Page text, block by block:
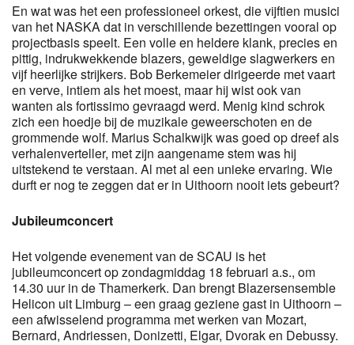
En wat was het een professioneel orkest, die vijftien musici
van het NASKA dat in verschillende bezettingen vooral op
projectbasis speelt. Een volle en heldere klank, precies en
pittig, indrukwekkende blazers, geweldige slagwerkers en
vijf heerlijke strijkers. Bob Berkemeier dirigeerde met vaart
en verve, intiem als het moest, maar hij wist ook van
wanten als fortissimo gevraagd werd. Menig kind schrok
zich een hoedje bij de muzikale geweerschoten en de
grommende wolf. Marius Schalkwijk was goed op dreef als
verhalenverteller, met zijn aangename stem was hij
uitstekend te verstaan. Al met al een unieke ervaring. Wie
durft er nog te zeggen dat er in Uithoorn nooit iets gebeurt?
Jubileumconcert
Het volgende evenement van de SCAU is het
jubileumconcert op zondagmiddag 18 februari a.s., om
14.30 uur in de Thamerkerk. Dan brengt Blazersensemble
Helicon uit Limburg – een graag geziene gast in Uithoorn –
een afwisselend programma met werken van Mozart,
Bernard, Andriessen, Donizetti, Elgar, Dvorak en Debussy.